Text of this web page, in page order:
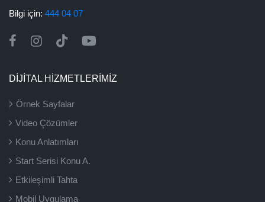
Bilgi için: 444 04 07
DİJİTAL HİZMETLERİMİZ
Örnek Sayfalar
Video Çözümler
Konu Anlatımları
Start Serisi Konu A.
Etkileşimli Tahta
Mobil Uygulama